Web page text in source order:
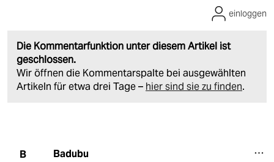
Die Kommentarfunktion unter diesem Artikel ist
geschlossen.
Wir öffnen die Kommentarspalte bei ausgewählten
Artikeln für etwa drei Tage – hier sind sie zu finden.
einloggen
B Badubu